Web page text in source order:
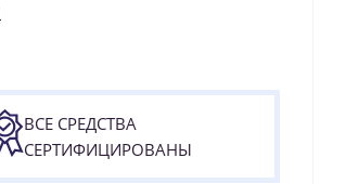
ВСЕ СРЕДСТВА
СЕРТИФИЦИРОВАНЫ